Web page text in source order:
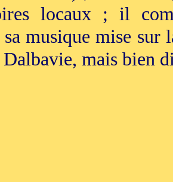
locaux ; il
musique mise
Dalbavie, mais bien